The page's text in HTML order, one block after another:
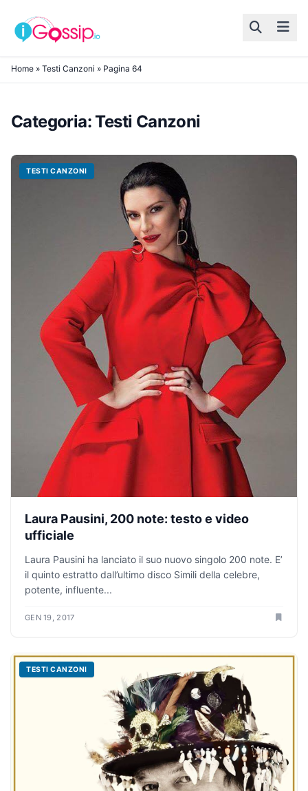
Skip to content
Home » Testi Canzoni » Pagina 64
Categoria:Testi Canzoni
TESTI CANZONI
Laura Pausini, 200 note: testo e video
ufficiale
Laura Pausini ha lanciato il suo nuovo singolo 200 note. E’
il quinto estratto dall’ultimo disco Simili della celebre,
potente, influente...
GEN 19, 2017
TESTI CANZONI